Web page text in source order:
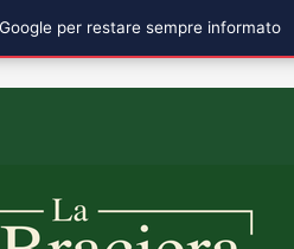
per restare sempre informato